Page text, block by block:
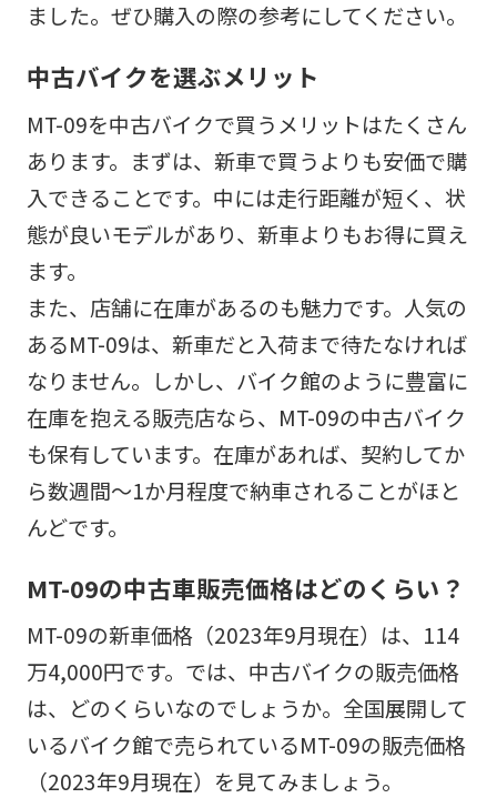
ました。ぜひ購入の際の参考にしてください。
中古バイクを選ぶメリット
MT-09を中古バイクで買うメリットはたくさん
あります。まずは、新車で買うよりも安価で購
入できることです。中には走行距離が短く、状
態が良いモデルがあり、新車よりもお得に買え
ます。
また、店舗に在庫があるのも魅力です。人気の
あるMT-09は、新車だと入荷まで待たなければ
なりません。しかし、バイク館のように豊富に
在庫を抱える販売店なら、MT-09の中古バイク
も保有しています。在庫があれば、契約してか
ら数週間〜1か月程度で納車されることがほと
んどです。
MT-09の中古車販売価格はどのくらい？
MT-09の新車価格（2023年9月現在）は、114
万4,000円​​です。では、中古バイクの販売価格
は、どのくらいなのでしょうか。全国展開して
いるバイク館で売られているMT-09の販売価格
（2023年9月現在）を見てみましょう。